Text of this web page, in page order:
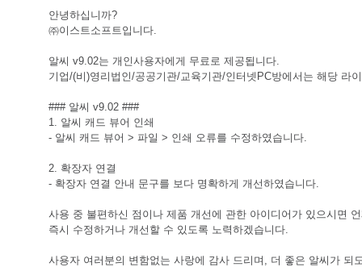
안녕하십니까?
㈜이스트소프트입니다.
알씨 v9.02는 개인사용자에게 무료로 제공됩니다.
기업/(비)영리법인/공공기관/교육기관/인터넷PC방에서는 해당 라
### 알씨 v9.02 ###
1. 알씨 캐드 뷰어 인쇄
- 알씨 캐드 뷰어 > 파일 > 인쇄 오류를 수정하였습니다.
2. 확장자 연결
- 확장자 연결 안내 문구를 보다 명확하게 개선하였습니다.
사용 중 불편하신 점이나 제품 개선에 관한 아이디어가 있으시면
즉시 수정하거나 개선할 수 있도록 노력하겠습니다.
사용자 여러분의 변함없는 사랑에 감사 드리며, 더 좋은 알씨가 되